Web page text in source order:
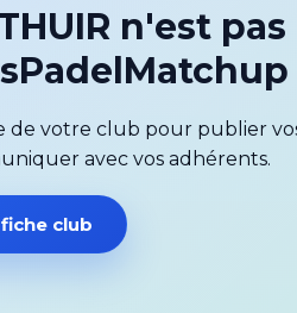
n'est
de votre club pour publier
avec vos adhérents.
club